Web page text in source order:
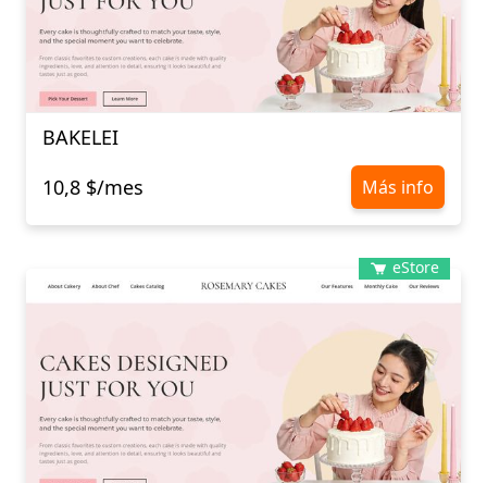
BAKELEI
10,8 $/mes
Más info
eStore